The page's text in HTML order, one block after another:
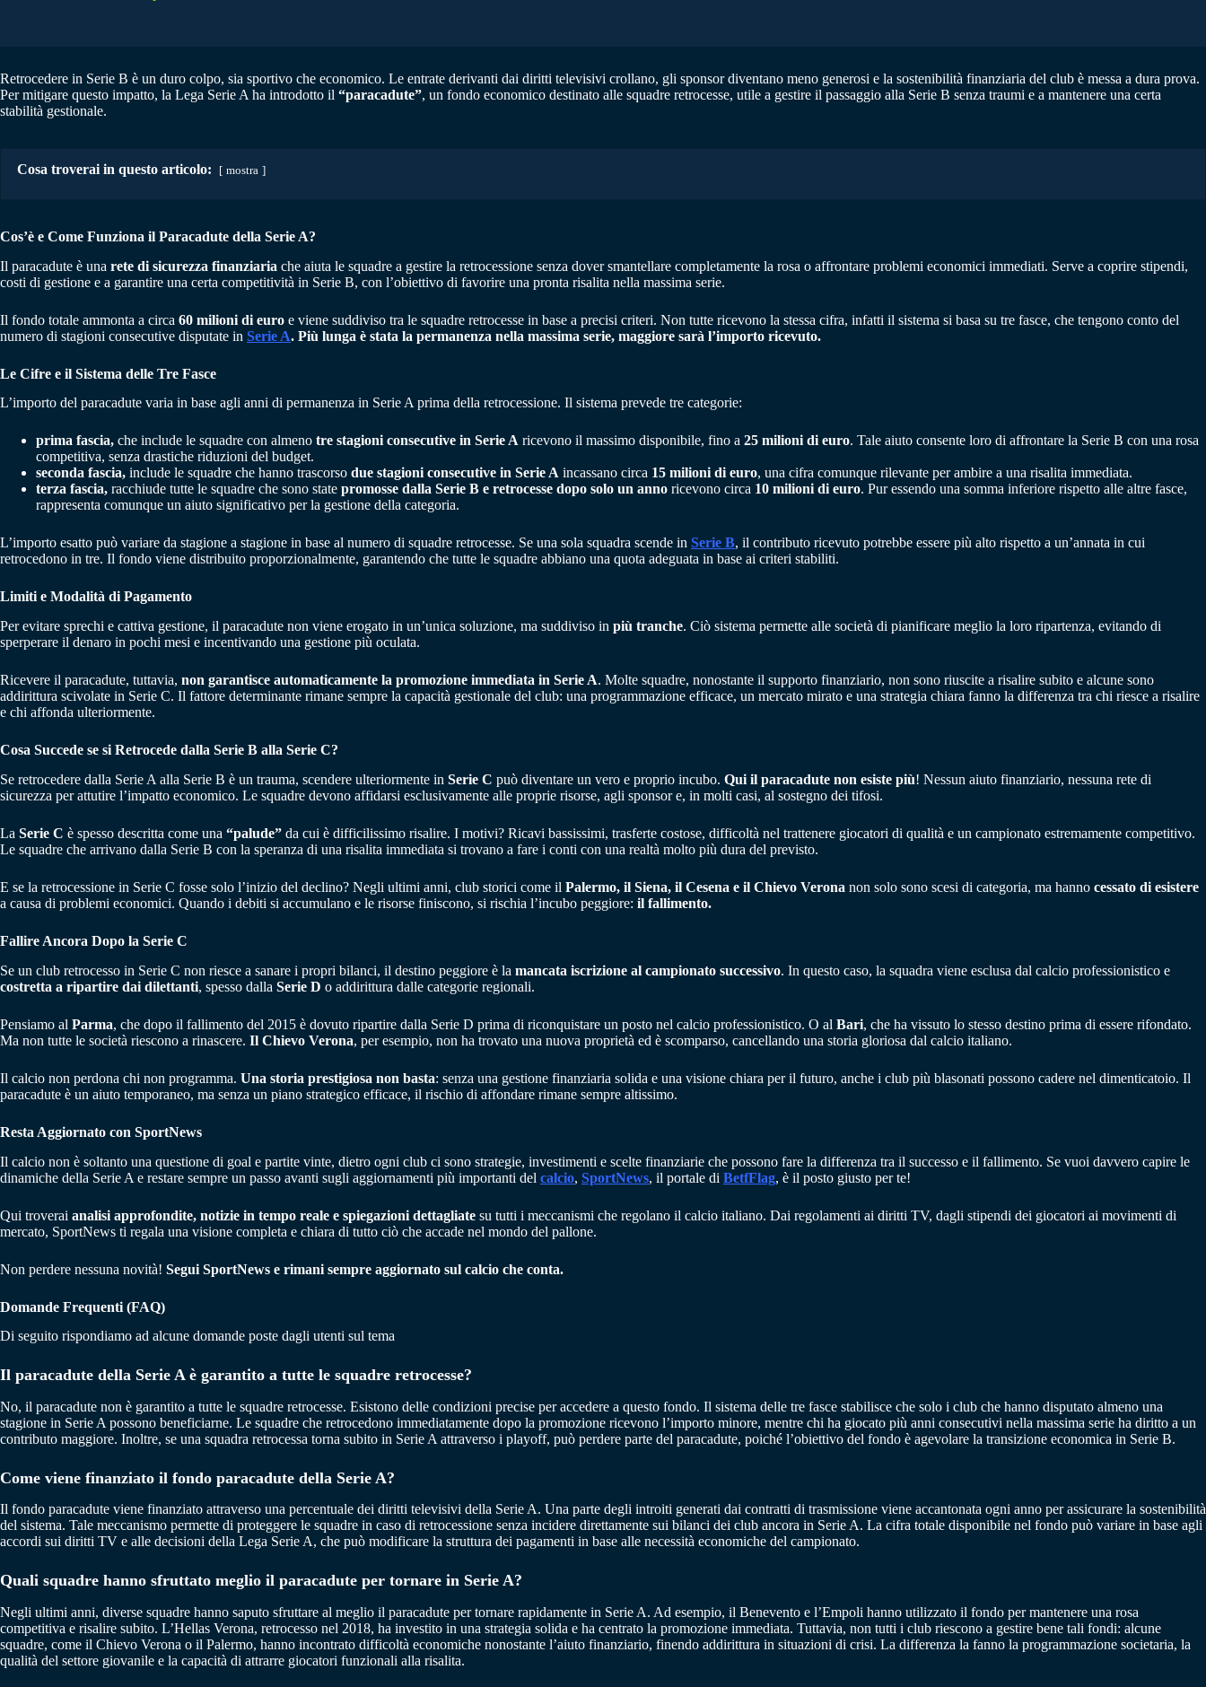
Retrocedere in Serie B è un duro colpo, sia sportivo che economico. Le entrate derivanti dai diritti televisivi crollano, gli sponsor diventano meno generosi e la sostenibilità finanziaria del club è messa a dura prova.
Per mitigare questo impatto, la Lega Serie A ha introdotto il “paracadute”, un fondo economico destinato alle squadre retrocesse, utile a gestire il passaggio alla Serie B senza traumi e a mantenere una certa
stabilità gestionale.
Cosa troverai in questo articolo: mostra
Cos’è e Come Funziona il Paracadute della Serie A?
Il paracadute è una rete di sicurezza finanziaria che aiuta le squadre a gestire la retrocessione senza dover smantellare completamente la rosa o affrontare problemi economici immediati. Serve a coprire stipendi,
costi di gestione e a garantire una certa competitività in Serie B, con l’obiettivo di favorire una pronta risalita nella massima serie.
Il fondo totale ammonta a circa 60 milioni di euro e viene suddiviso tra le squadre retrocesse in base a precisi criteri. Non tutte ricevono la stessa cifra, infatti il sistema si basa su tre fasce, che tengono conto del
numero di stagioni consecutive disputate in Serie A. Più lunga è stata la permanenza nella massima serie, maggiore sarà l’importo ricevuto.
Le Cifre e il Sistema delle Tre Fasce
L’importo del paracadute varia in base agli anni di permanenza in Serie A prima della retrocessione. Il sistema prevede tre categorie:
prima fascia, che include le squadre con almeno tre stagioni consecutive in Serie A ricevono il massimo disponibile, fino a 25 milioni di euro. Tale aiuto consente loro di affrontare la Serie B con una rosa
competitiva, senza drastiche riduzioni del budget.
seconda fascia, include le squadre che hanno trascorso due stagioni consecutive in Serie A incassano circa 15 milioni di euro, una cifra comunque rilevante per ambire a una risalita immediata.
terza fascia, racchiude tutte le squadre che sono state promosse dalla Serie B e retrocesse dopo solo un anno ricevono circa 10 milioni di euro. Pur essendo una somma inferiore rispetto alle altre fasce,
rappresenta comunque un aiuto significativo per la gestione della categoria.
L’importo esatto può variare da stagione a stagione in base al numero di squadre retrocesse. Se una sola squadra scende in Serie B, il contributo ricevuto potrebbe essere più alto rispetto a un’annata in cui
retrocedono in tre. Il fondo viene distribuito proporzionalmente, garantendo che tutte le squadre abbiano una quota adeguata in base ai criteri stabiliti.
Limiti e Modalità di Pagamento
Per evitare sprechi e cattiva gestione, il paracadute non viene erogato in un’unica soluzione, ma suddiviso in più tranche. Ciò sistema permette alle società di pianificare meglio la loro ripartenza, evitando di
sperperare il denaro in pochi mesi e incentivando una gestione più oculata.
Ricevere il paracadute, tuttavia, non garantisce automaticamente la promozione immediata in Serie A. Molte squadre, nonostante il supporto finanziario, non sono riuscite a risalire subito e alcune sono
addirittura scivolate in Serie C. Il fattore determinante rimane sempre la capacità gestionale del club: una programmazione efficace, un mercato mirato e una strategia chiara fanno la differenza tra chi riesce a risalire
e chi affonda ulteriormente.
Cosa Succede se si Retrocede dalla Serie B alla Serie C?
Se retrocedere dalla Serie A alla Serie B è un trauma, scendere ulteriormente in Serie C può diventare un vero e proprio incubo. Qui il paracadute non esiste più! Nessun aiuto finanziario, nessuna rete di
sicurezza per attutire l’impatto economico. Le squadre devono affidarsi esclusivamente alle proprie risorse, agli sponsor e, in molti casi, al sostegno dei tifosi.
La Serie C è spesso descritta come una “palude” da cui è difficilissimo risalire. I motivi? Ricavi bassissimi, trasferte costose, difficoltà nel trattenere giocatori di qualità e un campionato estremamente competitivo.
Le squadre che arrivano dalla Serie B con la speranza di una risalita immediata si trovano a fare i conti con una realtà molto più dura del previsto.
E se la retrocessione in Serie C fosse solo l’inizio del declino? Negli ultimi anni, club storici come il Palermo, il Siena, il Cesena e il Chievo Verona non solo sono scesi di categoria, ma hanno cessato di esistere
a causa di problemi economici. Quando i debiti si accumulano e le risorse finiscono, si rischia l’incubo peggiore: il fallimento.
Fallire Ancora Dopo la Serie C
Se un club retrocesso in Serie C non riesce a sanare i propri bilanci, il destino peggiore è la mancata iscrizione al campionato successivo. In questo caso, la squadra viene esclusa dal calcio professionistico e
costretta a ripartire dai dilettanti, spesso dalla Serie D o addirittura dalle categorie regionali.
Pensiamo al Parma, che dopo il fallimento del 2015 è dovuto ripartire dalla Serie D prima di riconquistare un posto nel calcio professionistico. O al Bari, che ha vissuto lo stesso destino prima di essere rifondato.
Ma non tutte le società riescono a rinascere. Il Chievo Verona, per esempio, non ha trovato una nuova proprietà ed è scomparso, cancellando una storia gloriosa dal calcio italiano.
Il calcio non perdona chi non programma. Una storia prestigiosa non basta: senza una gestione finanziaria solida e una visione chiara per il futuro, anche i club più blasonati possono cadere nel dimenticatoio. Il
paracadute è un aiuto temporaneo, ma senza un piano strategico efficace, il rischio di affondare rimane sempre altissimo.
Resta Aggiornato con SportNews
Il calcio non è soltanto una questione di goal e partite vinte, dietro ogni club ci sono strategie, investimenti e scelte finanziarie che possono fare la differenza tra il successo e il fallimento. Se vuoi davvero capire le
dinamiche della Serie A e restare sempre un passo avanti sugli aggiornamenti più importanti del calcio, SportNews, il portale di BetfFlag, è il posto giusto per te!
Qui troverai analisi approfondite, notizie in tempo reale e spiegazioni dettagliate su tutti i meccanismi che regolano il calcio italiano. Dai regolamenti ai diritti TV, dagli stipendi dei giocatori ai movimenti di
mercato, SportNews ti regala una visione completa e chiara di tutto ciò che accade nel mondo del pallone.
Non perdere nessuna novità! Segui SportNews e rimani sempre aggiornato sul calcio che conta.
Domande Frequenti (FAQ)
Di seguito rispondiamo ad alcune domande poste dagli utenti sul tema
Il paracadute della Serie A è garantito a tutte le squadre retrocesse?
No, il paracadute non è garantito a tutte le squadre retrocesse. Esistono delle condizioni precise per accedere a questo fondo. Il sistema delle tre fasce stabilisce che solo i club che hanno disputato almeno una
stagione in Serie A possono beneficiarne. Le squadre che retrocedono immediatamente dopo la promozione ricevono l’importo minore, mentre chi ha giocato più anni consecutivi nella massima serie ha diritto a un
contributo maggiore. Inoltre, se una squadra retrocessa torna subito in Serie A attraverso i playoff, può perdere parte del paracadute, poiché l’obiettivo del fondo è agevolare la transizione economica in Serie B.
Come viene finanziato il fondo paracadute della Serie A?
Il fondo paracadute viene finanziato attraverso una percentuale dei diritti televisivi della Serie A. Una parte degli introiti generati dai contratti di trasmissione viene accantonata ogni anno per assicurare la sostenibilità
del sistema. Tale meccanismo permette di proteggere le squadre in caso di retrocessione senza incidere direttamente sui bilanci dei club ancora in Serie A. La cifra totale disponibile nel fondo può variare in base agli
accordi sui diritti TV e alle decisioni della Lega Serie A, che può modificare la struttura dei pagamenti in base alle necessità economiche del campionato.
Quali squadre hanno sfruttato meglio il paracadute per tornare in Serie A?
Negli ultimi anni, diverse squadre hanno saputo sfruttare al meglio il paracadute per tornare rapidamente in Serie A. Ad esempio, il Benevento e l’Empoli hanno utilizzato il fondo per mantenere una rosa
competitiva e risalire subito. L’Hellas Verona, retrocesso nel 2018, ha investito in una strategia solida e ha centrato la promozione immediata. Tuttavia, non tutti i club riescono a gestire bene tali fondi: alcune
squadre, come il Chievo Verona o il Palermo, hanno incontrato difficoltà economiche nonostante l’aiuto finanziario, finendo addirittura in situazioni di crisi. La differenza la fanno la programmazione societaria, la
qualità del settore giovanile e la capacità di attrarre giocatori funzionali alla risalita.